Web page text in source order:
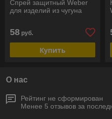
Спрей защитный Weber
для изделий из чугуна
58 руб.
Купить
О нас
Рейтинг не сформирован
Менее 5 отзывов за